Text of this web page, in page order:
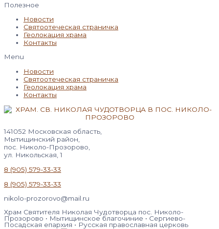
Полезное
Новости
Святоотеческая страничка
Геолокация храма
Контакты
Menu
Новости
Святоотеческая страничка
Геолокация храма
Контакты
141052 Московская область,
Мытищинский район,
пос. Николо-Прозорово,
ул. Никольская, 1
8 (905) 579-33-33
8 (905) 579-33-33
nikolo-prozorovo@mail.ru
Храм Святителя Николая Чудотворца пос. Николо-
Прозорово • Мытищинское благочиние • Сергиево-
Посадская епархия • Русская православная церковь